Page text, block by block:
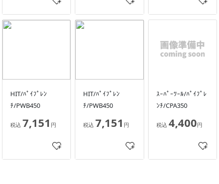
HIT/ﾊﾟｲﾌﾟﾚﾝ
ﾁ/PWB450
税込 7,151 円
HIT/ﾊﾟｲﾌﾟﾚﾝ
ﾁ/PWB450
税込 7,151 円
ｽｰﾊﾟｰﾂｰﾙ/ﾊﾟｲﾌﾟﾚ
ﾝﾁ/CPA350
税込 4,400円